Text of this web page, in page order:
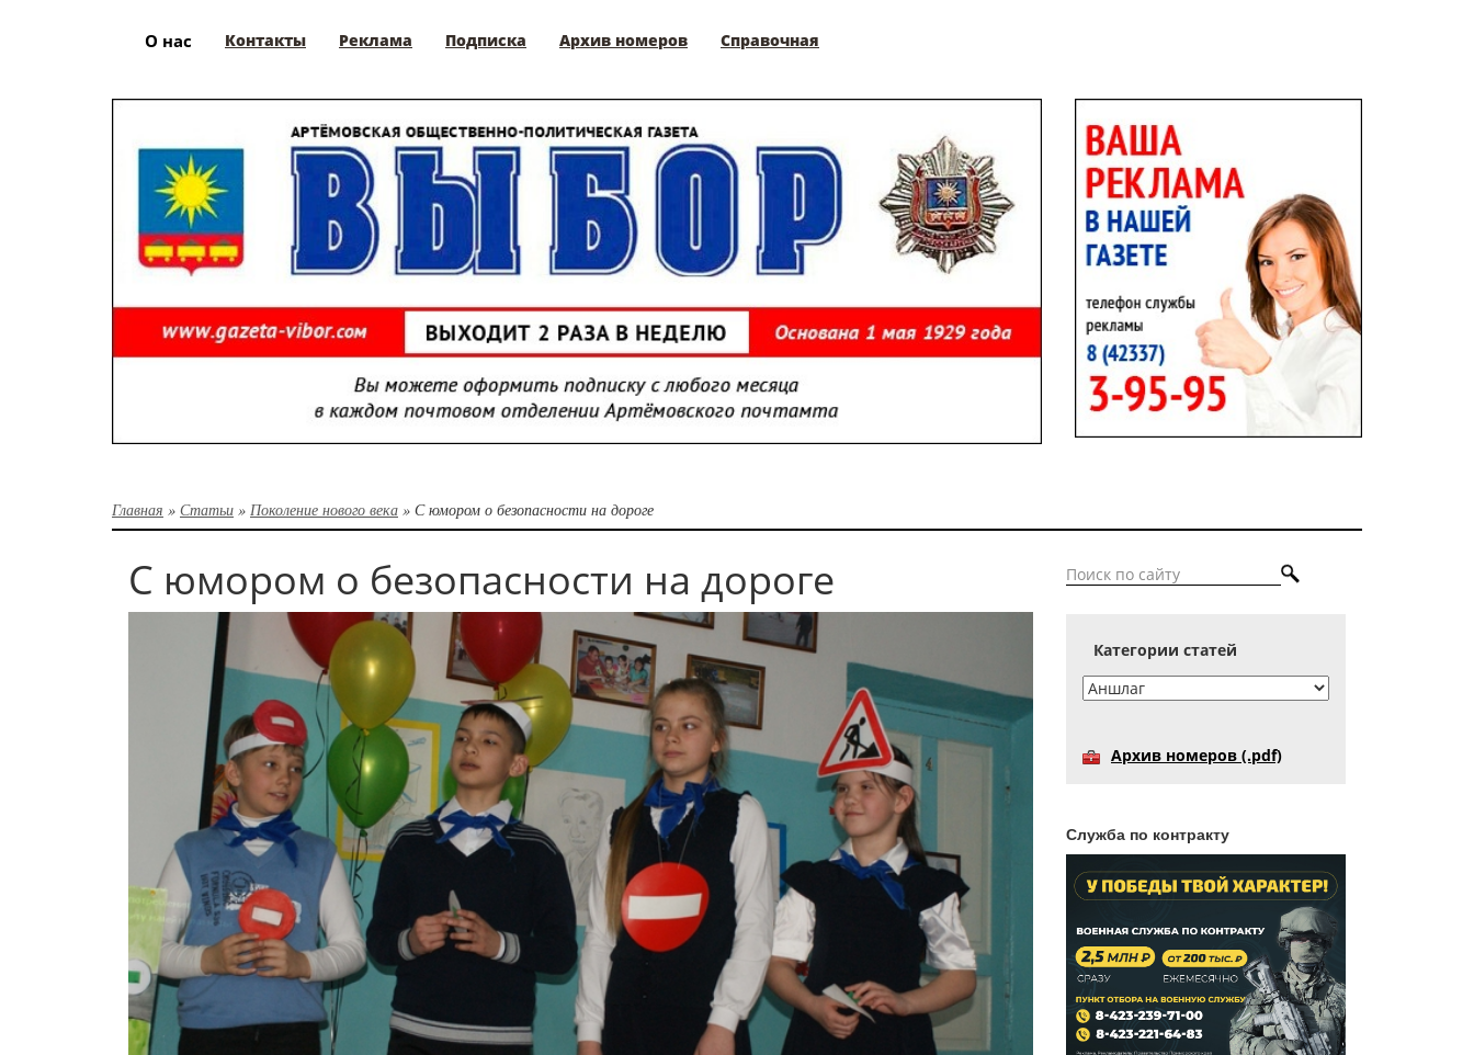
О нас Контакты Реклама Подписка Архив номеров Справочная
Главная » Статьи » Поколение нового века » С юмором о безопасности на дороге
С юмором о безопасности на дороге
Категории статей
Архив номеров (.pdf)
Служба по контракту